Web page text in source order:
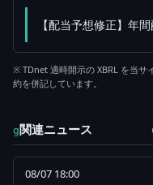
【配当予想修正】年
※ TDnet 適時開示の XBRL を当サ
約を併記しています。
g関連ニュース
08/07 18:00